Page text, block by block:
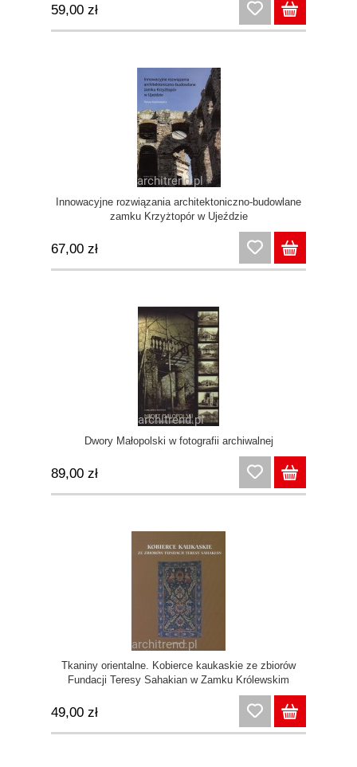
59,00 zł
Innowacyjne rozwiązania architektoniczno-budowlane
zamku Krzyżtopór w Ujeździe
67,00 zł
Dwory Małopolski w fotografii archiwalnej
89,00 zł
Tkaniny orientalne. Kobierce kaukaskie ze zbiorów
Fundacji Teresy Sahakian w Zamku Królewskim
49,00 zł